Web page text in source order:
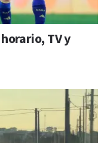
TV y